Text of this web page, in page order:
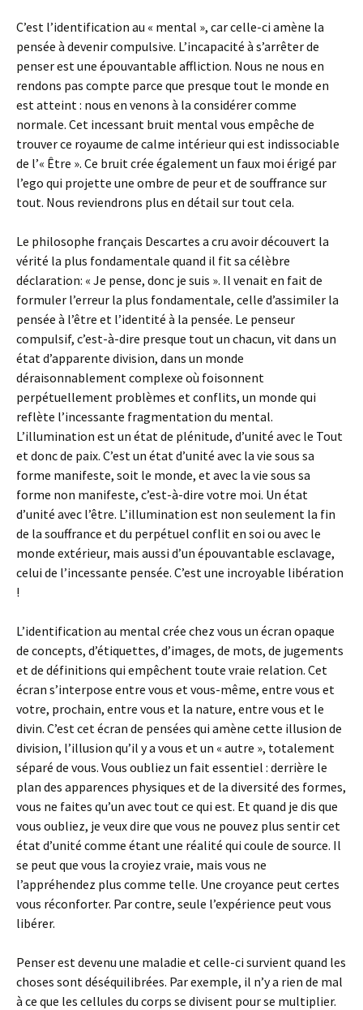
C’est l’identification au « mental », car celle-ci amène la
pensée à devenir compulsive. L’incapacité à s’arrêter de
penser est une épouvantable affliction. Nous ne nous en
rendons pas compte parce que presque tout le monde en
est atteint : nous en venons à la considérer comme
normale. Cet incessant bruit mental vous empêche de
trouver ce royaume de calme intérieur qui est indissociable
de l’« Être ». Ce bruit crée également un faux moi érigé par
l’ego qui projette une ombre de peur et de souffrance sur
tout. Nous reviendrons plus en détail sur tout cela.
Le philosophe français Descartes a cru avoir découvert la
vérité la plus fondamentale quand il fit sa célèbre
déclaration: « Je pense, donc je suis ». Il venait en fait de
formuler l’erreur la plus fondamentale, celle d’assimiler la
pensée à l’être et l’identité à la pensée. Le penseur
compulsif, c’est-à-dire presque tout un chacun, vit dans un
état d’apparente division, dans un monde
déraisonnablement complexe où foisonnent
perpétuellement problèmes et conflits, un monde qui
reflète l’incessante fragmentation du mental.
L’illumination est un état de plénitude, d’unité avec le Tout
et donc de paix. C’est un état d’unité avec la vie sous sa
forme manifeste, soit le monde, et avec la vie sous sa
forme non manifeste, c’est-à-dire votre moi. Un état
d’unité avec l’être. L’illumination est non seulement la fin
de la souffrance et du perpétuel conflit en soi ou avec le
monde extérieur, mais aussi d’un épouvantable esclavage,
celui de l’incessante pensée. C’est une incroyable libération
!
L’identification au mental crée chez vous un écran opaque
de concepts, d’étiquettes, d’images, de mots, de jugements
et de définitions qui empêchent toute vraie relation. Cet
écran s’interpose entre vous et vous-même, entre vous et
votre, prochain, entre vous et la nature, entre vous et le
divin. C’est cet écran de pensées qui amène cette illusion de
division, l’illusion qu’il y a vous et un « autre », totalement
séparé de vous. Vous oubliez un fait essentiel : derrière le
plan des apparences physiques et de la diversité des formes,
vous ne faites qu’un avec tout ce qui est. Et quand je dis que
vous oubliez, je veux dire que vous ne pouvez plus sentir cet
état d’unité comme étant une réalité qui coule de source. Il
se peut que vous la croyiez vraie, mais vous ne
l’appréhendez plus comme telle. Une croyance peut certes
vous réconforter. Par contre, seule l’expérience peut vous
libérer.
Penser est devenu une maladie et celle-ci survient quand les
choses sont déséquilibrées. Par exemple, il n’y a rien de mal
à ce que les cellules du corps se divisent pour se multiplier.